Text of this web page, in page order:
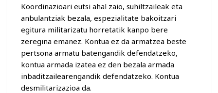
Koordinazioari eutsi ahal zaio, suhiltzaileak eta
anbulantziak bezala, espezialitate bakoitzari
egitura militarizatu horretatik kanpo bere
zeregina emanez. Kontua ez da armatzea beste
pertsona armatu batengandik defendatzeko,
kontua armada izatea ez den bezala armada
inbaditzailearengandik defendatzeko. Kontua
desmilitarizazioa da.